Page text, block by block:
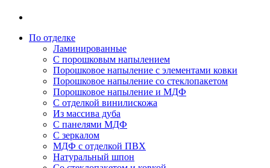
По отделке
Ламинированные
С порошковым напылением
Порошковое напыление с элементами ковки
Порошковое напыление со стеклопакетом
Порошковое напыление и МДФ
С отделкой винилискожа
Из массива дуба
С панелями МДФ
С зеркалом
МДФ с отделкой ПВХ
Натуральный шпон